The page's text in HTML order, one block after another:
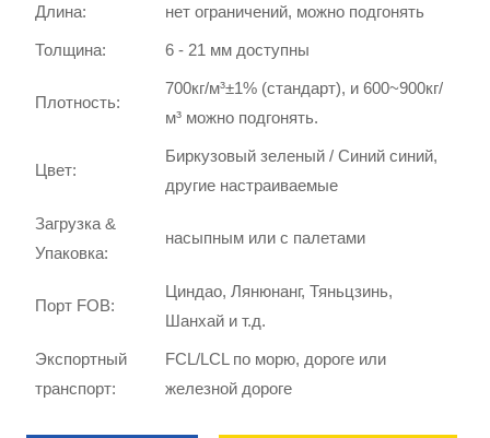
Длина: нет ограничений, можно подгонять
Толщина: 6 - 21 мм доступны
Плотность:
700кг/м³±1% (стандарт), и 600~900кг/
м³ можно подгонять.
Цвет:
Биркузовый зеленый / Синий синий,
другие настраиваемые
Загрузка &
Упаковка:
насыпным или с палетами
Порт FOB:
Циндао, Лянюнанг, Тяньцзинь,
Шанхай и т.д.
Экспортный
транспорт:
FCL/LCL по морю, дороге или
железной дороге